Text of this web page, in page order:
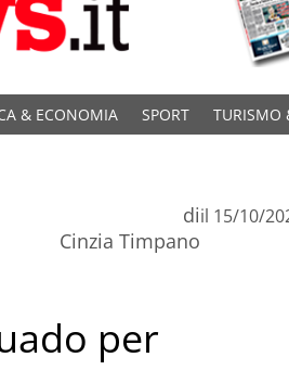
& ECONOMIA SPORT TURISMO
di
Cinzia Timpano
il 15/10/
per